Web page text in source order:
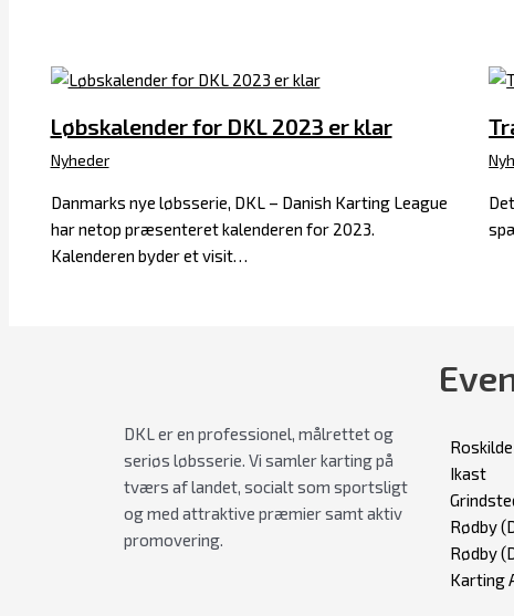
Løbskalender for DKL 2023 er klar
Nyheder
Danmarks nye løbsserie, DKL – Danish Karting League
har netop præsenteret kalenderen for 2023.
Kalenderen byder et visit…
DKL er en professionel, målrettet og
seriøs løbsserie. Vi samler karting på
tværs af landet, socialt som sportsligt
og med attraktive præmier samt aktiv
promovering.
Roskilde
Ikast
Rødby
Rødby
Karting